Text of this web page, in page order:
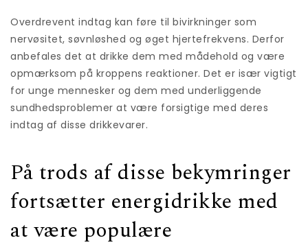
Overdrevent indtag kan føre til bivirkninger som
nervøsitet, søvnløshed og øget hjertefrekvens. Derfor
anbefales det at drikke dem med mådehold og være
opmærksom på kroppens reaktioner. Det er især vigtigt
for unge mennesker og dem med underliggende
sundhedsproblemer at være forsigtige med deres
indtag af disse drikkevarer.
På trods af disse bekymringer
fortsætter energidrikke med
at være populære